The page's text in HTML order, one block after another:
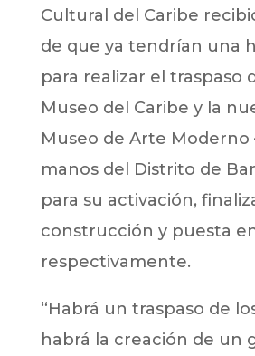
Cultural del Caribe
de que ya tendrían una
para realizar el traspaso
Museo del Caribe y la
Museo de Arte Moderno
manos del Distrito de
para su activación,
construcción y puesta
respectivamente.
“Habrá un traspaso de
habrá la creación de un